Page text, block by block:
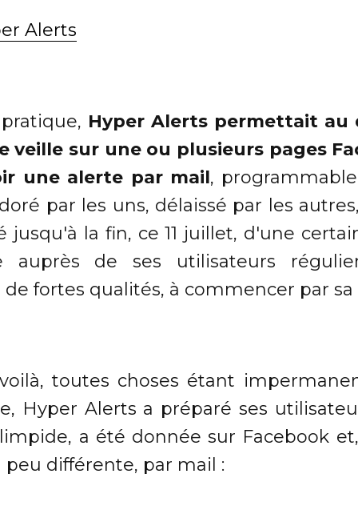
Hyper Alerts permettait au
veille sur une ou plusieurs pages
une alerte par mail,
par les uns, délaissé par les
jusqu'à la fin, ce 11 juillet, d'une
auprès de ses utilisateurs
fortes qualités, à commencer par
toutes choses étant
Hyper Alerts a préparé ses
a été donnée sur Facebook
peu différente, par mail :